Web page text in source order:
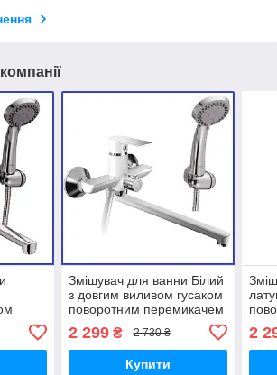
Змішувач для ванни Білий
з довгим виливом гусаком
поворотним перемикачем
2 299₴ 2 730 ₴
Купити
2